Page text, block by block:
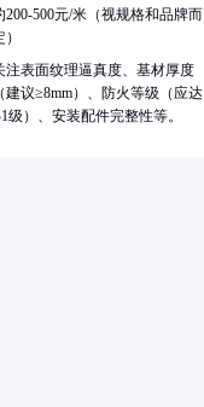
200-500元/米（视规格和品牌而
）
注表面纹理逼真度、基材厚度
（建议≥8mm）、防火等级（应达
级）、安装配件完整性等。